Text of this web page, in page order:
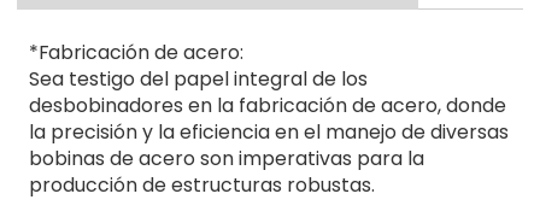
*Fabricación de acero:
Sea testigo del papel integral de los
desbobinadores en la fabricación de acero, donde
la precisión y la eficiencia en el manejo de diversas
bobinas de acero son imperativas para la
producción de estructuras robustas.